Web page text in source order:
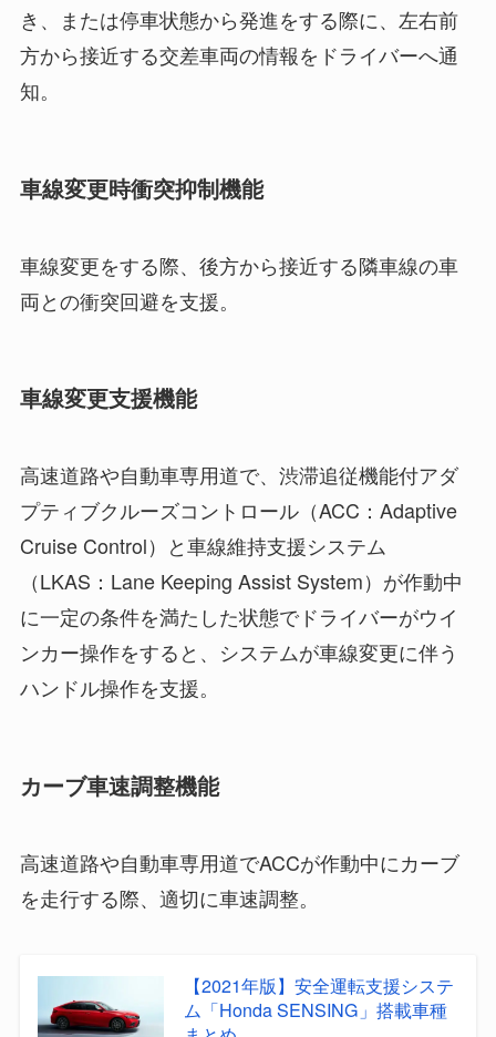
き、または停車状態から発進をする際に、左右前
方から接近する交差車両の情報をドライバーへ通
知。
車線変更時衝突抑制機能
車線変更をする際、後方から接近する隣車線の車
両との衝突回避を支援。
車線変更支援機能
高速道路や自動車専用道で、渋滞追従機能付アダ
プティブクルーズコントロール（ACC：Adaptive
Cruise Control）と車線維持支援システム
（LKAS：Lane Keeping Assist System）が作動中
に一定の条件を満たした状態でドライバーがウイ
ンカー操作をすると、システムが車線変更に伴う
ハンドル操作を支援。
カーブ車速調整機能
高速道路や自動車専用道でACCが作動中にカーブ
を走行する際、適切に車速調整。
【2021年版】安全運転支援システ
ム「Honda SENSING」搭載車種